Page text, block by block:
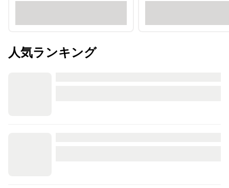
人気ランキング